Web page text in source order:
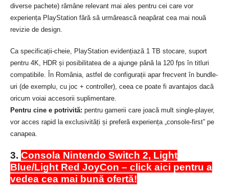
diverse pachete) rămâne relevant mai ales pentru cei care vor
experiența PlayStation fără să urmărească neapărat cea mai nouă
revizie de design.
Ca specificații-cheie, PlayStation evidențiază 1 TB stocare, suport
pentru 4K, HDR și posibilitatea de a ajunge până la 120 fps în titluri
compatibile. În România, astfel de configurații apar frecvent în bundle-
uri (de exemplu, cu joc + controller), ceea ce poate fi avantajos dacă
oricum voiai accesorii suplimentare.
Pentru cine e potrivită: pentru gamerii care joacă mult single-player,
vor acces rapid la exclusivități și preferă experiența „console-first” pe
canapea.
3. Consola Nintendo Switch 2, Light
Blue/Light Red JoyCon – click aici pentru a
vedea cea mai bună ofertă!